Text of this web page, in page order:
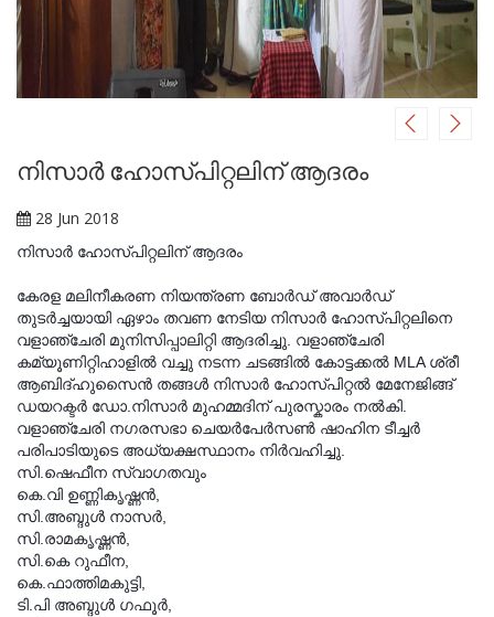
നിസാർ ഹോസ്പിറ്റലിന് ആദരം
28 Jun 2018
നിസാർ ഹോസ്പിറ്റലിന് ആദരം
കേരള മലിനീകരണ നിയന്ത്രണ ബോർഡ് അവാർഡ്
തുടർച്ചയായി ഏഴാം തവണ നേടിയ നിസാർ ഹോസ്പിറ്റലിനെ
വളാഞ്ചേരി മുനിസിപ്പാലിറ്റി ആദരിച്ചു. വളാഞ്ചേരി
കമ്യൂണിറ്റിഹാളിൽ വച്ചു നടന്ന ചടങ്ങിൽ കോട്ടക്കൽ MLA ശ്രീ
ആബിദ്ഹുസെെൻ തങ്ങൾ നിസാർ ഹോസ്പിറ്റൽ മേനേജിങ്ങ്
ഡയറക്ടർ ഡോ.നിസാർ മുഹമ്മദിന് പുരസ്കാരം നൽകി.
വളാഞ്ചേരി നഗരസഭാ ചെയർപേർസൺ ഷാഹിന ടീച്ചർ
പരിപാടിയുടെ അധ്യക്ഷസ്ഥാനം നിർവഹിച്ചു.
സി.ഷെഫീന സ്വാഗതവും
കെ.വി ഉണ്ണികൃഷ്ണന്‍,
സി.അബ്ദുള്‍ നാസര്‍,
സി.രാമകൃഷ്ണന്‍,
സി.കെ റുഫീന,
കെ.ഫാത്തിമകുട്ടി,
ടി.പി അബ്ദുള്‍ ഗഫൂര്‍,